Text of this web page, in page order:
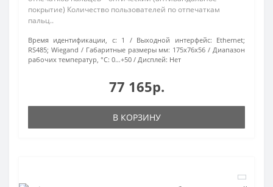
покрытие) Количество пользователей по отпечаткам
пальц..
Время идентификации, с: 1 Выходной интерфейс: Ethernet;
RS485; Wiegand
Габаритные размеры мм: 175х76х56
Диапазон
рабочих температур, °С: 0…+50 Дисплей: Нет
77 165р.
В КОРЗИНУ